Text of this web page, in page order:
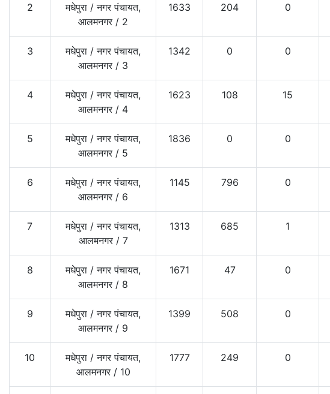
2 मधेपुरा /नगर पंचायत,
आलमनगर / 2
1633 204 0
3 मधेपुरा /नगर पंचायत,
आलमनगर / 3
1342 0 0
4 मधेपुरा /नगर पंचायत,
आलमनगर / 4
1623 108 15
5 मधेपुरा /नगर पंचायत,
आलमनगर / 5
1836 0 0
6 मधेपुरा /नगर पंचायत,
आलमनगर / 6
1145 796 0
7 मधेपुरा /नगर पंचायत,
आलमनगर / 7
1313 685 1
8 मधेपुरा /नगर पंचायत,
आलमनगर / 8
1671 47 0
9 मधेपुरा /नगर पंचायत,
आलमनगर / 9
1399 508 0
10 मधेपुरा /नगर पंचायत,
आलमनगर / 10
1777 249 0